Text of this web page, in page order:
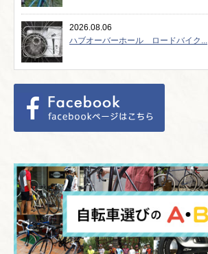
2026.08.06
ハブオーバーホール ロードバイク...